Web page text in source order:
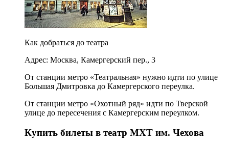
Как добраться до театра
Адрес: Москва, Камергерский пер., 3
От станции метро «Театральная» нужно идти по улице
Большая Дмитровка до Камергерского переулка.
От станции метро «Охотный ряд» идти по Тверской
улице до пересечения с Камергерским переулком.
Купить билеты в театр МХТ им. Чехова